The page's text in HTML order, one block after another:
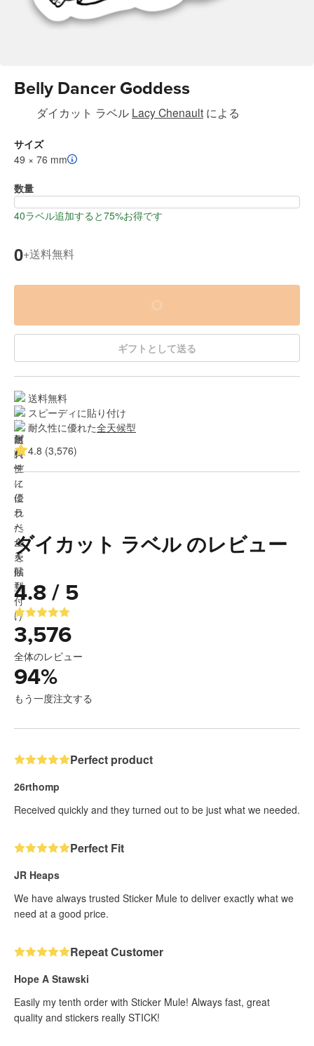
Belly Dancer Goddess
ダイカット ラベル Lacy Chenault による
サイズ
49 × 76 mm
数量
40ラベル追加すると75%お得です
0+送料無料
ギフトとして送る
送料無料
スピーディに貼り付け
耐久性に優れた全天候型
4.8 (3,576)
ダイカット ラベル のレビュー
4.8 / 5
3,576
全体のレビュー
94%
もう一度注文する
Perfect product
26rthomp
Received quickly and they turned out to be just what we needed.
Perfect Fit
JR Heaps
We have always trusted Sticker Mule to deliver exactly what we
need at a good price.
Repeat Customer
Hope A Stawski
Easily my tenth order with Sticker Mule! Always fast, great
quality and stickers really STICK!